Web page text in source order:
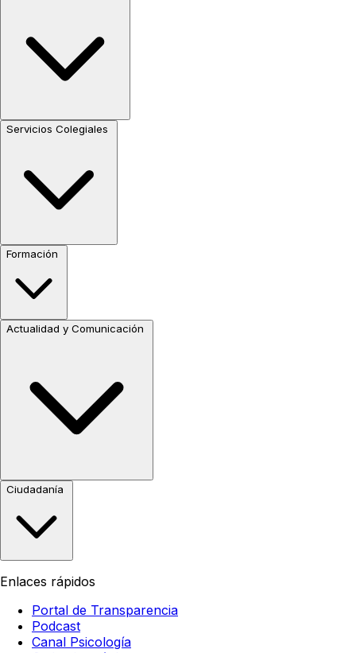
Servicios Colegiales
Formación
Actualidad y Comunicación
Ciudadanía
Enlaces rápidos
Portal de Transparencia
Podcast
Canal Psicología